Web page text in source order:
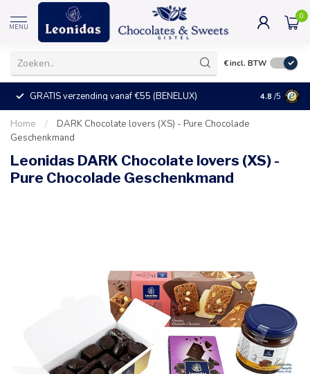
MENU
0
€incl. BTW
GRATIS verzending vanaf €55 (BENELUX) +25°C =
4.8 /5
Home /
DARK Chocolate lovers (XS) - Pure Chocolade
Geschenkmand
Leonidas DARK Chocolate lovers (XS) -
Pure Chocolade Geschenkmand